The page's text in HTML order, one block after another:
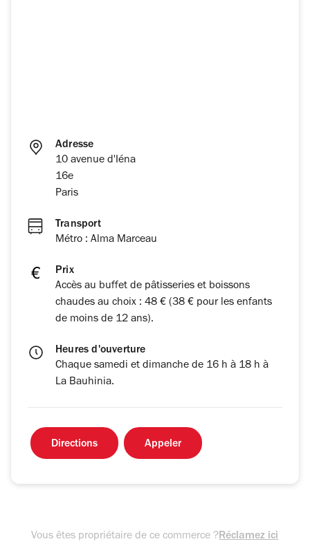
Adresse
10 avenue d'Iéna
16e
Paris
Transport
Métro : Alma Marceau
Prix
Accès au buffet de pâtisseries et boissons
chaudes au choix : 48 € (38 € pour les enfants
de moins de 12 ans).
Heures d'ouverture
Chaque samedi et dimanche de 16 h à 18 h à
La Bauhinia.
Directions Appeler
Vous êtes propriétaire de ce commerce ?Réclamez ici